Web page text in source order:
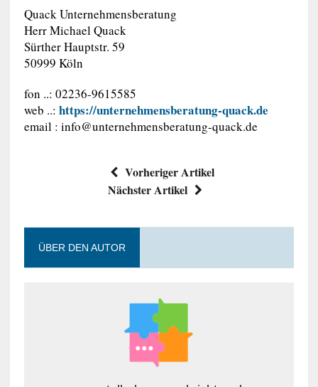
Quack Unternehmensberatung
Herr Michael Quack
Sürther Hauptstr. 59
50999 Köln
fon ..: 02236-9615585
web ..: https://unternehmensberatung-quack.de
email : info@unternehmensberatung-quack.de
Vorheriger Artikel
Nächster Artikel
ÜBER DEN AUTOR